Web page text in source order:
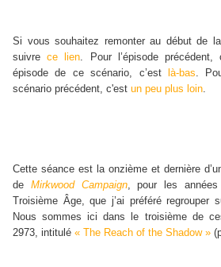
Si vous souhaitez remonter au début de
suivrece lien. Pour l’épisode précédent,
épisode de ce scénario, c’est
là-bas.
scénario précédent, c'est un peu plus loin.
Cette séance est la onzième et dernière
de Mirkwood Campaign, pour les
Troisième Âge, que j’ai préféré regrouper
Nous sommes ici dans le troisième de
2973, intitulé « The Reach of the Shadow »